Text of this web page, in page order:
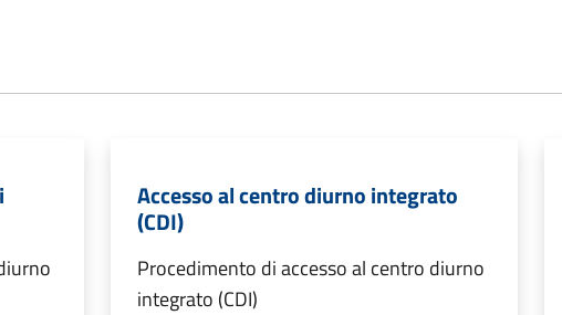
Accesso al centro diurno integrato
(CDI)
Procedimento di accesso al centro diurno
integrato (CDI)